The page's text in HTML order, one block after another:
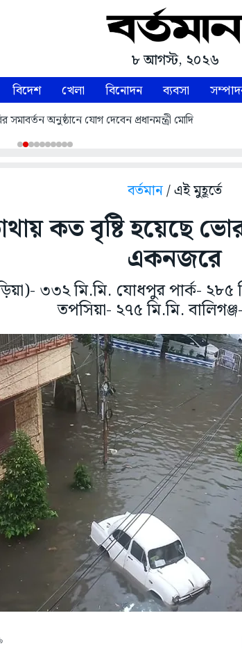
৮ আগস্ট, ২০২৬
বিদেশ খেলা বিনোদন ব্যবসা
অনুষ্ঠানে যোগ দেবেন প্রধানমন্ত্রী মোদি
বর্তমান/ এই মুহূর্তে
কত বৃষ্টি হয়েছে
একনজরে
৩৩২ মি.মি. যোধপুর পার্ক- ২৮৫
তপসিয়া- ২৭৫ মি.মি.